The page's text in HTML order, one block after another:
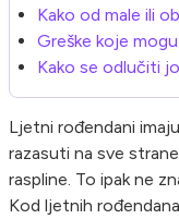
Kako od male ili
Greške koje
Kako se odlučiti
Ljetni rođendani
razasuti na sve
raspline. To ipak ne
Kod ljetnih